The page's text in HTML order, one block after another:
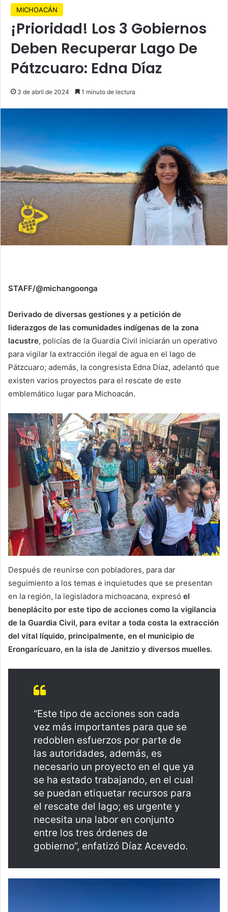
MICHOACÁN
¡Prioridad! Los 3 Gobiernos
Deben Recuperar Lago De
Pátzcuaro: Edna Díaz
3 de abril de 2024 1 minuto de lectura
STAFF/@michangoonga
Derivado de diversas gestiones y a petición de
liderazgos de las comunidades indígenas de la zona
lacustre, policías de la Guardia Civil iniciarán un operativo
para vigilar la extracción ilegal de agua en el lago de
Pátzcuaro; además, la congresista Edna Díaz, adelantó que
existen varios proyectos para el rescate de este
emblemático lugar para Michoacán.
Después de reunirse con pobladores, para dar
seguimiento a los temas e inquietudes que se presentan
en la región, la legisladora michoacana, expresó el
beneplácito por este tipo de acciones como la vigilancia
de la Guardia Civil, para evitar a toda costa la extracción
del vital líquido, principalmente, en el municipio de
Erongarícuaro, en la isla de Janitzio y diversos muelles.
“Este tipo de acciones son cada
vez más importantes para que se
redoblen esfuerzos por parte de
las autoridades, además, es
necesario un proyecto en el que ya
se ha estado trabajando, en el cual
se puedan etiquetar recursos para
el rescate del lago; es urgente y
necesita una labor en conjunto
entre los tres órdenes de
gobierno”, enfatizó Díaz Acevedo.